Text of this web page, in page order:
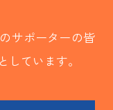
サポーターの皆
ています。